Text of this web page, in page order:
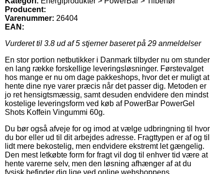
Producent:
Varenummer: 26404
EAN:
Vurderet til 3.8 ud af 5 stjerner baseret på 29 anmeldelser
En stor portion netbutikker i Danmark tilbyder nu om stunder
en lang række forskellige leveringsløsninger. Førstevalget
hos mange er nu om dage pakkeshops, hvor det er muligt at
hente dine nye varer præcis når det passer dig. Metoden er
jo ret hensigtsmæssig, samt desuden endvidere den mindst
kostelige leveringsform ved køb af PowerBar PowerGel
Shots Koffein Vingummi 60g.
Du bør også afveje for og imod at vælge udbringning til hvor
du bor eller ud til dit arbejdes adresse. Fragttypen er af og til
lidt mere bekostelig, men endvidere ekstremt let gængelig.
Den mest letkøbte form for fragt vil dog til enhver tid være at
hente varerne selv, men den løsning afhænger af at du
fysisk befinder dig lige ved online webshoppens